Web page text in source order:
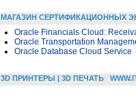
МАГАЗИН СЕРТИФИКАЦИОННЫХ
Oracle Financials Cloud:
Oracle Transportation
Oracle Database Cloud Service
3D ПРИНТЕРЫ | 3D ПЕЧАТЬ